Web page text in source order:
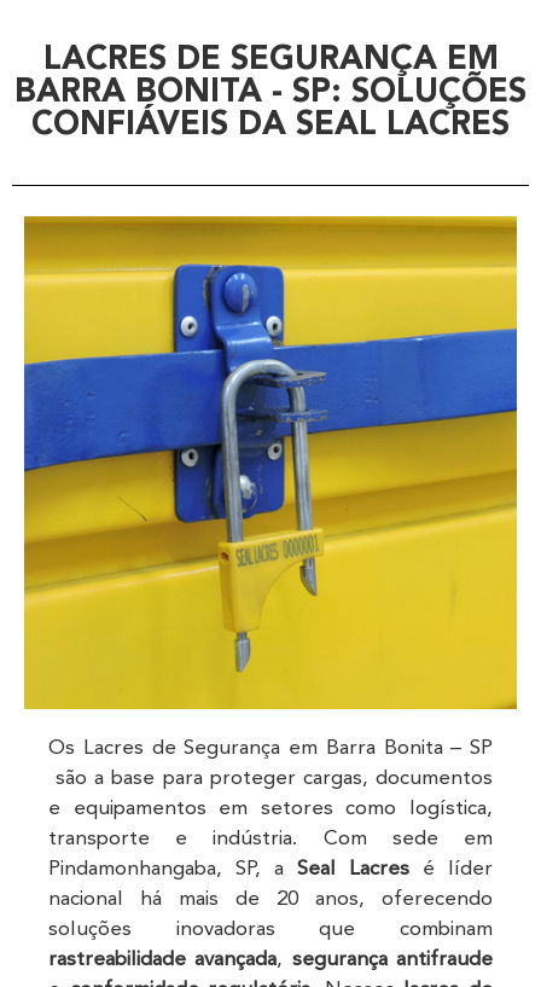
LACRES DE SEGURANÇA EM
BARRA BONITA - SP: SOLUÇÕES
CONFIÁVEIS DA SEAL LACRES
Os Lacres de Segurança em Barra Bonita – SP
são a base para proteger cargas, documentos
e equipamentos em setores como logística,
transporte e indústria. Com sede em
Pindamonhangaba, SP, a Seal Lacres é líder
nacional há mais de 20 anos, oferecendo
soluções inovadoras que combinam
rastreabilidade avançada, segurança antifraude